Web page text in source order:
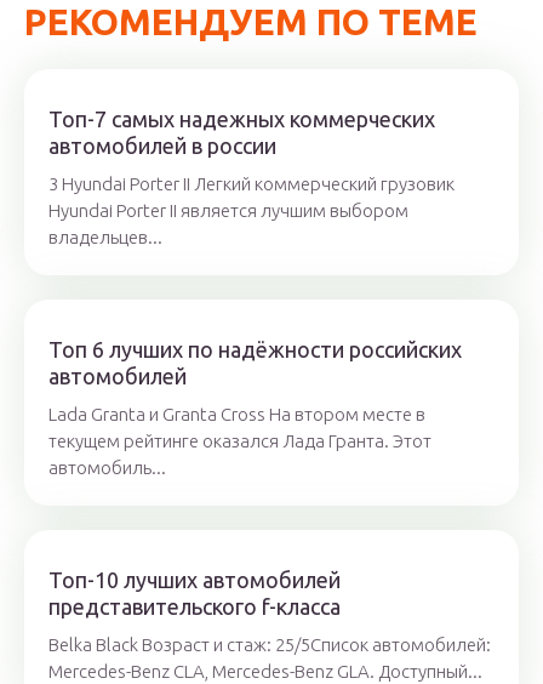
РЕКОМЕНДУЕМ ПО ТЕМЕ
Топ-7 самых надежных коммерческих
автомобилей в россии
3 Hyundai Porter II Легкий коммерческий грузовик
Hyundai Porter II является лучшим выбором
владельцев...
Топ 6 лучших по надёжности российских
автомобилей
Lada Granta и Granta Cross На втором месте в
текущем рейтинге оказался Лада Гранта. Этот
автомобиль...
Топ-10 лучших автомобилей
представительского f-класса
Belka Black Возраст и стаж: 25/5Список автомобилей:
Mercedes-Benz СLA, Mercedes-Benz GLA. Доступный...